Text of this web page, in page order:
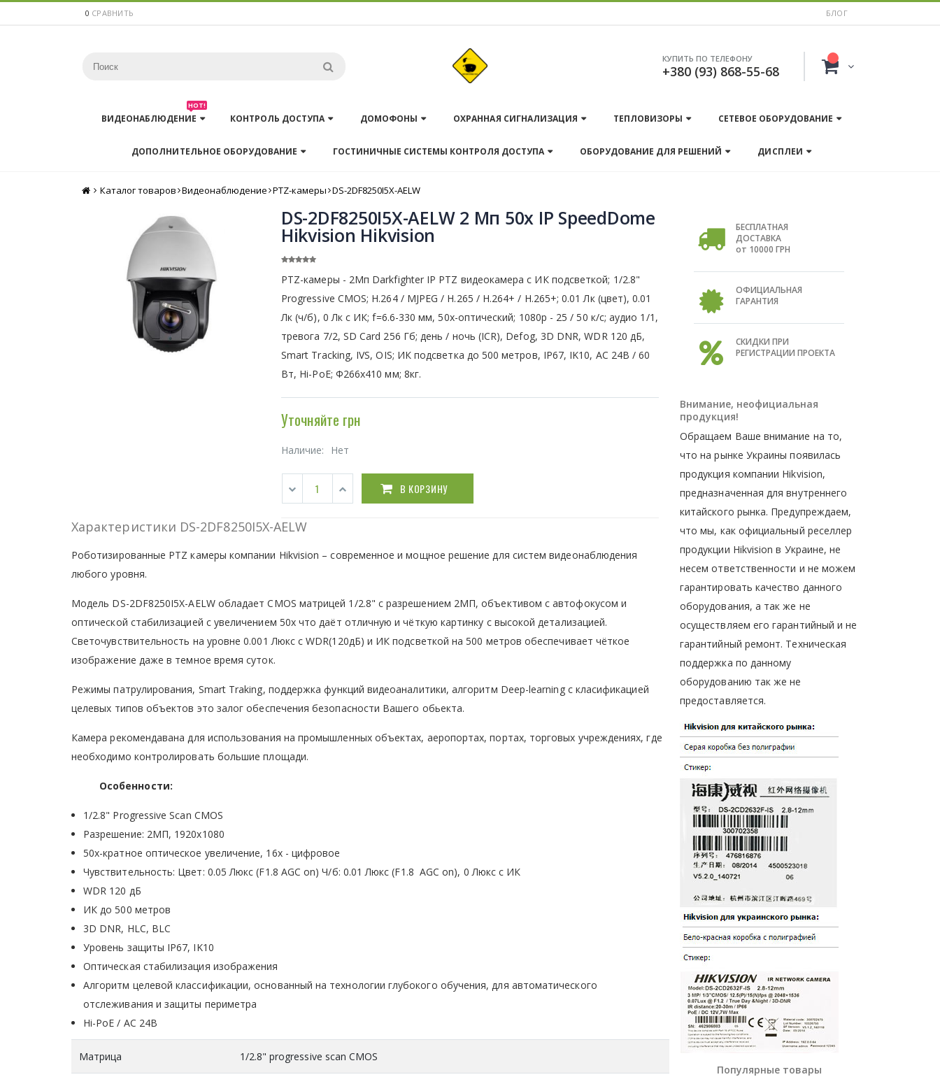
0 СРАВНИТЬ БЛОГ
КУПИТЬ ПО ТЕЛЕФОНУ
+380 (93) 868-55-68
ВИДЕОНАБЛЮДЕНИЕ
HOT!
КОНТРОЛЬ ДОСТУПА ДОМОФОНЫ ОХРАННАЯ СИГНАЛИЗАЦИЯ ТЕПЛОВИЗОРЫ СЕТЕВОЕ ОБОРУДОВАНИЕ
ДОПОЛНИТЕЛЬНОЕ ОБОРУДОВАНИЕ ГОСТИНИЧНЫЕ СИСТЕМЫ КОНТРОЛЯ ДОСТУПА ОБОРУДОВАНИЕ ДЛЯ РЕШЕНИЙ ДИСПЛЕИ
Главная
Каталог товаров Видеонаблюдение PTZ-камеры DS-2DF8250I5X-AELW
DS-2DF8250I5X-AELW 2 Мп 50х IP SpeedDome
Hikvision Hikvision
PTZ-камеры - 2Мп Darkfighter IP PTZ видеокамера с ИК подсветкой; 1/2.8"
Progressive CMOS; H.264 / MJPEG / H.265 / H.264+ / H.265+; 0.01 Лк (цвет), 0.01
Лк (ч/б), 0 Лк с ИК; f=6.6-330 мм, 50x-оптический; 1080р - 25 / 50 к/с; аудио 1/1,
тревога 7/2, SD Card 256 Гб; день / ночь (ICR), Defog, 3D DNR, WDR 120 дБ,
Smart Tracking, IVS, OIS; ИК подсветка до 500 метров, IP67, IK10, AC 24В / 60
Вт, Hi-PoE; Ф266x410 мм; 8кг.
Уточняйте грн
Наличие: Нет
В КОРЗИНУ
Характеристики DS-2DF8250I5X-AELW
Роботизированные PTZ камеры компании Hikvision – современное и мощное решение для систем видеонаблюдения
любого уровня.
Модель DS-2DF8250I5X-AELW обладает CMOS матрицей 1/2.8" с разрешением 2МП, объективом с автофокусом и
оптической стабилизацией с увеличением 50х что даёт отличную и чёткую картинку с высокой детализацией.
Светочувствительность на уровне 0.001 Люкс с WDR(120дБ) и ИК подсветкой на 500 метров обеспечивает чёткое
изображение даже в темное время суток.
Режимы патрулирования, Smart Traking, поддержка функций видеоаналитики, алгоритм Deep-learning с класификацией
целевых типов объектов это залог обеспечения безопасности Вашего обьекта.
Камера рекомендавана для использования на промышленных объектах, аеропортах, портах, торговых учреждениях, где
необходимо контролировать большие площади.
Особенности:
1/2.8" Progressive Scan CMOS
Разрешение: 2МП, 1920х1080
50x-кратное оптическое увеличение, 16х - цифровое
Чувствительность: Цвет: 0.05 Люкс (F1.8 AGC on) Ч/б: 0.01 Люкс (F1.8 AGC on), 0 Люкс с ИК
WDR 120 дБ
ИК до 500 метров
3D DNR, HLC, BLC
Уровень защиты IP67, IK10
Оптическая стабилизация изображения
Алгоритм целевой классификации, основанный на технологии глубокого обучения, для автоматического
отслеживания и защиты периметра
Hi-PoE / AC 24В
Матрица 1/2.8" progressive scan CMOS
БЕСПЛАТНАЯ
ДОСТАВКА
от 10000 ГРН
ОФИЦИАЛЬНАЯ
ГАРАНТИЯ
СКИДКИ ПРИ
РЕГИСТРАЦИИ ПРОЕКТА
Внимание, неофициальная
продукция!
Обращаем Ваше внимание на то,
что на рынке Украины появилась
продукция компании Hikvision,
предназначенная для внутреннего
китайского рынка. Предупреждаем,
что мы, как официальный реселлер
продукции Hikvision в Украине, не
несем ответственности и не можем
гарантировать качество данного
оборудования, а так же не
осуществляем его гарантийный и не
гарантийный ремонт. Техническая
поддержка по данному
оборудованию так же не
предоставляется.
Популярные товары